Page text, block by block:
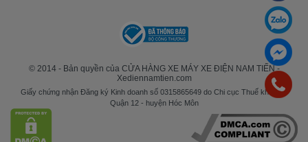
© 2014 - Bản quyền của CỬA HÀNG XE MÁY XE ĐIỆN NAM TIẾN -
Xediennamtien.com
Giấy chứng nhận Đăng ký Kinh doanh số 0315865649 do Chi cục Thuế khu vực
Quận 12 - huyện Hóc Môn